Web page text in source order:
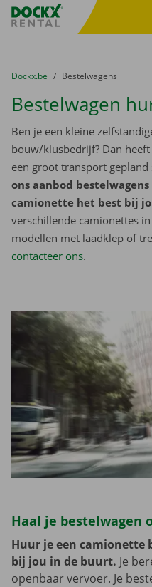
Fratello DEMO
U bevindt zich hier:
van
Dockx.be naar
Bestelwagens
Bestelwagen
Ben je een kleine
bouw/klusbedrijf? Dan
een groot transport gepland
ons aanbod
camionette het best bij
verschillende camionettes
modellen met laadklep of
contacteer ons.
Haal je bestelwagen
Huur je een camionette
bij jou in de buurt. Je
openbaar vervoer. Je